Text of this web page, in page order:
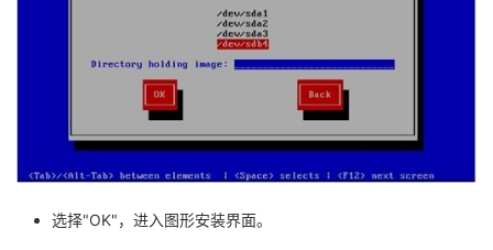
选择"OK"，进入图形安装界面。